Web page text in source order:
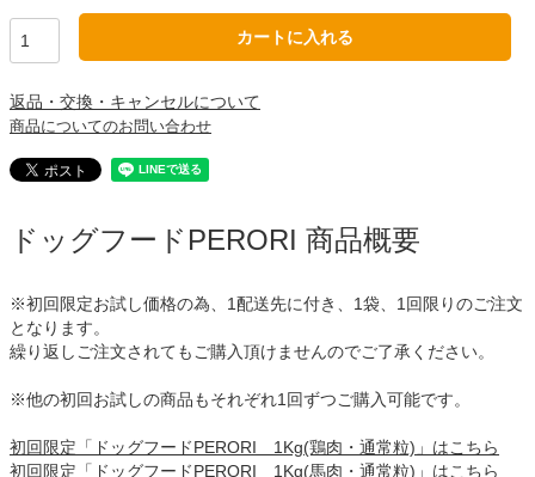
カートに入れる
返品・交換・キャンセルについて
商品についてのお問い合わせ
ドッグフードPERORI 商品概要
※初回限定お試し価格の為、1配送先に付き、1袋、1回限りのご注文
となります。
繰り返しご注文されてもご購入頂けませんのでご了承ください。
※他の初回お試しの商品もそれぞれ1回ずつご購入可能です。
初回限定「ドッグフードPERORI 1Kg(鶏肉・通常粒)」はこちら
初回限定「ドッグフードPERORI 1Kg(馬肉・通常粒)」はこちら